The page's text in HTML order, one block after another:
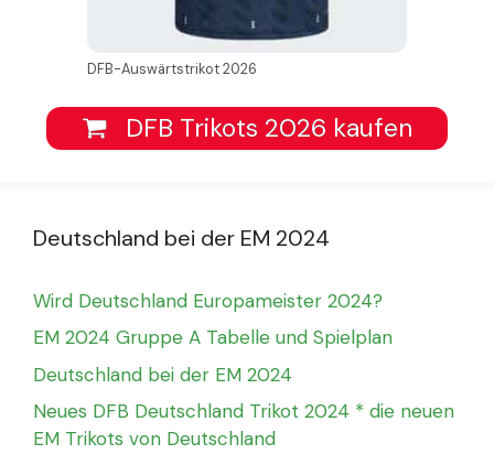
DFB-Auswärtstrikot 2026
DFB Trikots 2026 kaufen
Deutschland bei der EM 2024
Wird Deutschland Europameister 2024?
EM 2024 Gruppe A Tabelle und Spielplan
Deutschland bei der EM 2024
Neues DFB Deutschland Trikot 2024 * die neuen
EM Trikots von Deutschland